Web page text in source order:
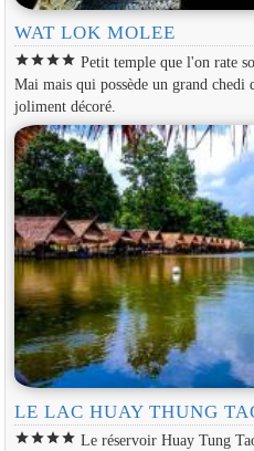
WAT LOK MOLEE
starstarstarstar Petit temple que l'on rate
Mai mais qui possède un grand
joliment décoré.
LE LAC HUAY THUNG
starstarstarstar Le réservoir Huay Tung